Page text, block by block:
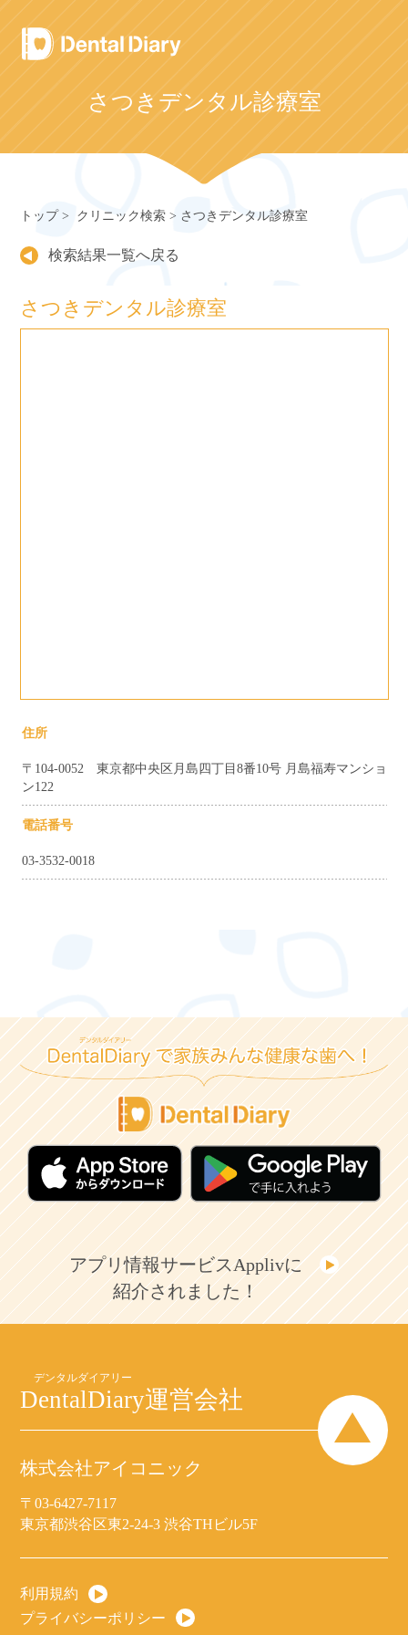
Skip
to
content
さつきデンタル診療室
トップ クリニック検索 さつきデンタル診療室
検索結果一覧へ戻る
さつきデンタル診療室
住所
〒104-0052 東京都中央区月島四丁目8番10号 月島福寿マンショ
ン122
電話番号
03-3532-0018
アプリ情報サービスApplivに
紹介されました！
DentalDiary運営会社
株式会社アイコニック
〒03-6427-7117
東京都渋谷区東2-24-3 渋谷THビル5F
利用規約
プライバシーポリシー